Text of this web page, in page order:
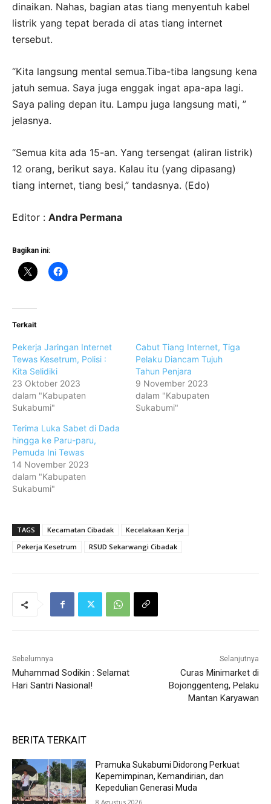
dinaikan. Nahas, bagian atas tiang menyentuh kabel
listrik yang tepat berada di atas tiang internet
tersebut.
“Kita langsung mental semua.Tiba-tiba langsung kena
jatuh semua. Saya juga enggak ingat apa-apa lagi.
Saya paling depan itu. Lampu juga langsung mati, ”
jelasnya.
“Semua kita ada 15-an. Yang tersengat (aliran listrik)
12 orang, berikut saya. Kalau itu (yang dipasang)
tiang internet, tiang besi,” tandasnya. (Edo)
Editor : Andra Permana
Bagikan ini:
Terkait
Pekerja Jaringan Internet
Tewas Kesetrum, Polisi :
Kita Selidiki
23 Oktober 2023
dalam "Kabupaten
Sukabumi"
Cabut Tiang Internet, Tiga
Pelaku Diancam Tujuh
Tahun Penjara
9 November 2023
dalam "Kabupaten
Sukabumi"
Terima Luka Sabet di Dada
hingga ke Paru-paru,
Pemuda Ini Tewas
14 November 2023
dalam "Kabupaten
Sukabumi"
TAGS Kecamatan Cibadak
Kecelakaan Kerja
Pekerja Kesetrum
RSUD Sekarwangi Cibadak
Sebelumnya
Muhammad Sodikin : Selamat
Hari Santri Nasional!
Selanjutnya
Curas Minimarket di
Bojonggenteng, Pelaku
Mantan Karyawan
BERITA TERKAIT
Pramuka Sukabumi Didorong Perkuat
Kepemimpinan, Kemandirian, dan
Kepedulian Generasi Muda
8 Agustus 2026